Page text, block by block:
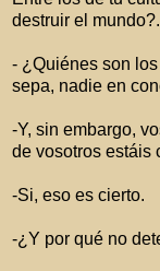
destruir el mundo?.
- ¿Quiénes son
sepa, nadie en
-Y, sin embargo,
de vosotros estáis
-Si, eso es cierto.
-¿Y por qué no